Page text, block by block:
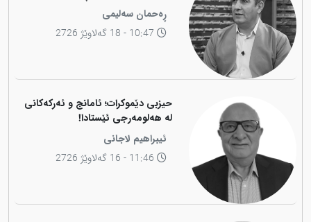
ڕەحمان سەلیمی
حیزبی دێموکرات؛ ئامانج و ئەرکەکانی
لە هەلومەرجی ئێستادا!
ئیبراهیم لاجانی